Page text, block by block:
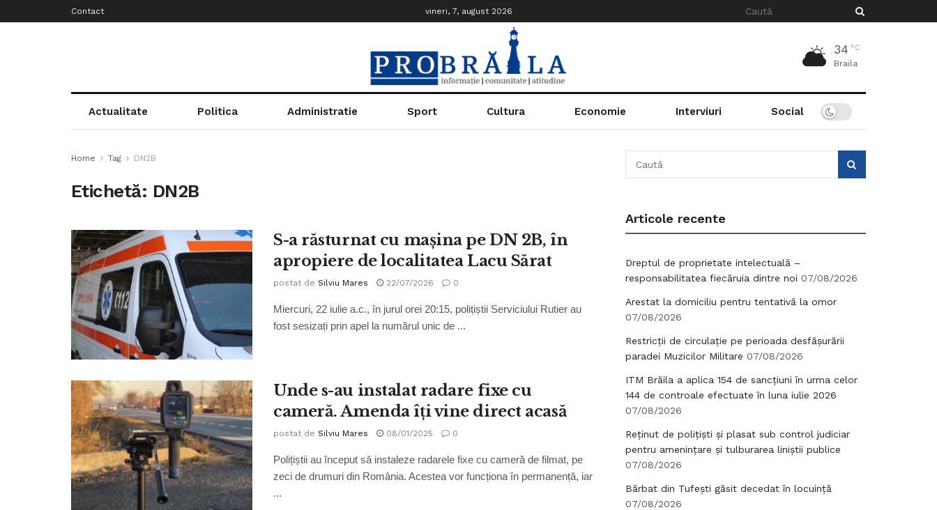
Contact vineri, 7, august 2026
34 °C
Braila
Actualitate Politica Administratie Sport Cultura Economie Interviuri Social
Home Tag DN2B
Etichetă: DN2B
S-a răsturnat cu mașina pe DN 2B, în
apropiere de localitatea Lacu Sărat
postat de Silviu Mares 22/07/2026 0
Miercuri, 22 iulie a.c., în jurul orei 20:15, polițiștii Serviciului Rutier au
fost sesizați prin apel la numărul unic de ...
Unde s-au instalat radare fixe cu
cameră. Amenda îți vine direct acasă
postat de Silviu Mares 08/01/2025 0
Polițiștii au început să instaleze radarele fixe cu cameră de filmat, pe
zeci de drumuri din România. Acestea vor funcționa în permanență, iar
...
Articole recente
Dreptul de proprietate intelectuală –
responsabilitatea fiecăruia dintre noi 07/08/2026
Arestat la domiciliu pentru tentativă la omor
07/08/2026
Restricții de circulație pe perioada desfășurării
paradei Muzicilor Militare 07/08/2026
ITM Brăila a aplica 154 de sancțiuni în urma celor
144 de controale efectuate în luna iulie 2026
07/08/2026
Reținut de polițiști și plasat sub control judiciar
pentru amenințare și tulburarea liniștii publice
07/08/2026
Bărbat din Tufești găsit decedat în locuință
07/08/2026